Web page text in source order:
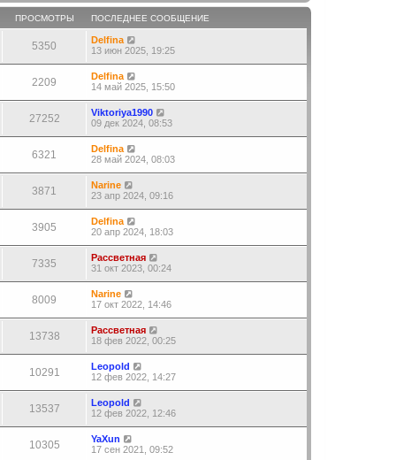
ПРОСМОТРЫ ПОСЛЕДНЕЕ СООБЩЕНИЕ
5350
Delfina
13 июн 2025, 19:25
2209
Delfina
14 май 2025, 15:50
27252
Viktoriya1990
09 дек 2024, 08:53
6321
Delfina
28 май 2024, 08:03
3871
Narine
23 апр 2024, 09:16
3905
Delfina
20 апр 2024, 18:03
7335
Рассветная
31 окт 2023, 00:24
8009
Narine
17 окт 2022, 14:46
13738
Рассветная
18 фев 2022, 00:25
10291
Leopold
12 фев 2022, 14:27
13537
Leopold
12 фев 2022, 12:46
10305
YaXun
17 сен 2021, 09:52